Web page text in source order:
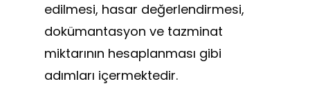
edilmesi, hasar değerlendirmesi,
dokümantasyon ve tazminat
miktarının hesaplanması gibi
adımları içermektedir.